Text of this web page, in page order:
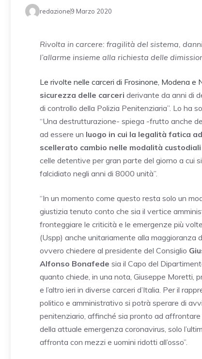
redazione9 Marzo 2020
Rivolta in carcere: fragilità del sistema,
l’allarme insieme alla richiesta delle
Le rivolte nelle carceri di Frosinone, Modena e
sicurezza delle carceri derivante da anni di
di controllo della Polizia Penitenziaria”. Lo ha
“Una destrutturazione- spiega -frutto anche
ad essere un luogo in cui la legalità fatica
scellerato cambio nelle modalità custodiali
celle detentive per gran parte del giorno a cui
falcidiato negli anni di 8000 unità”.
“In un momento come questo resta solo un
giustizia tenuto conto che sia il vertice
fronteggiare le criticità e le emergenze più
(Uspp) anche unitariamente alla maggioranza
ovvero chiedere al presidente del Consiglio
Alfonso Bonafede sia il Capo del
quanto chiede, in una nota, Giuseppe Moretti,
e l’altro ieri in diverse carceri d’Italia. Per il
politico e amministrativo si potrà sperare di
penitenziario, affinché sia pronto ad
della attuale emergenza coronavirus, solo
affronta con mezzi e uomini ridotti all’osso”.